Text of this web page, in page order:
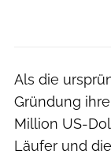
Als die
Gründung
Million US-
Läufer und